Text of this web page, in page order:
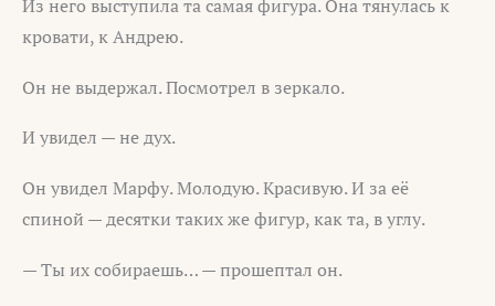
Из него выступила та самая фигура. Она тянулась к
кровати, к Андрею.
Он не выдержал. Посмотрел в зеркало.
И увидел — не дух.
Он увидел Марфу. Молодую. Красивую. И за её
спиной — десятки таких же фигур, как та, в углу.
— Ты их собираешь… — прошептал он.